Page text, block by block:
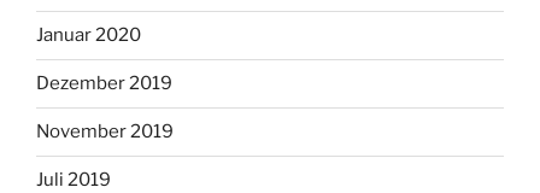
Januar 2020
Dezember 2019
November 2019
Juli 2019